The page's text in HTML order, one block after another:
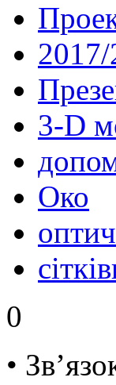
3-D
Око
0
•